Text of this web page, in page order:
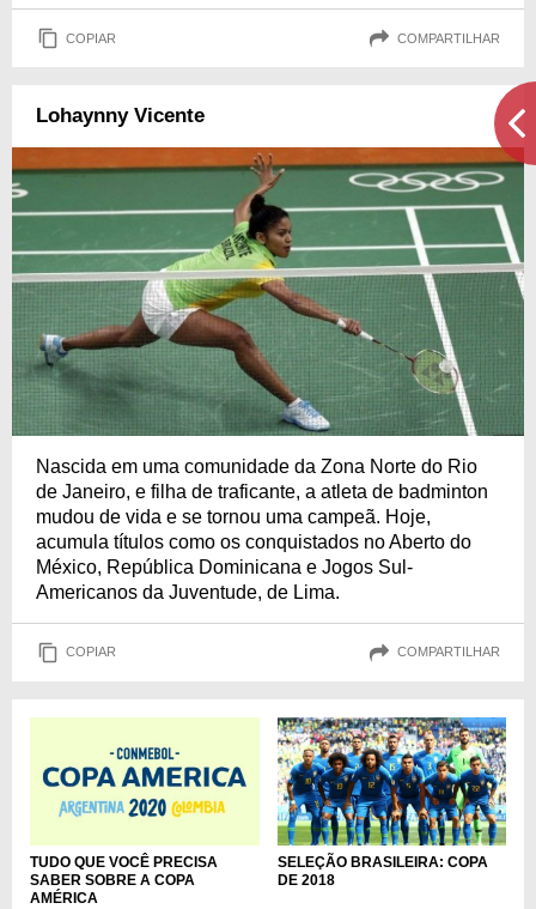
COPIAR COMPARTILHAR
Lohaynny Vicente
Nascida em uma comunidade da Zona Norte do Rio
de Janeiro, e filha de traficante, a atleta de badminton
mudou de vida e se tornou uma campeã. Hoje,
acumula títulos como os conquistados no Aberto do
México, República Dominicana e Jogos Sul-
Americanos da Juventude, de Lima.
COPIAR COMPARTILHAR
TUDO QUE VOCÊ PRECISA
SABER SOBRE A COPA
AMÉRICA
SELEÇÃO BRASILEIRA: COPA
DE 2018